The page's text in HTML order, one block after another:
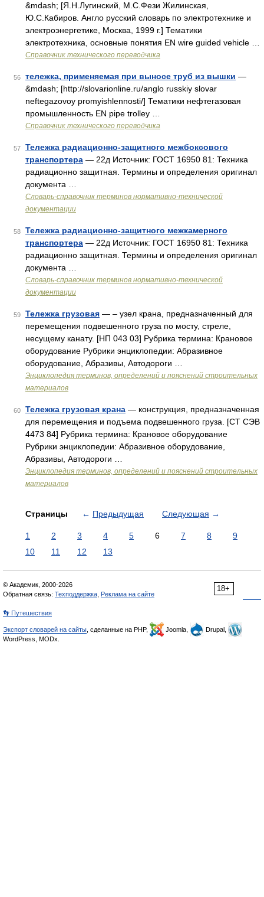
&mdash; [Я.Н.Лугинский, М.С.Фези Жилинская,
Ю.С.Кабиров. Англо русский словарь по электротехнике и
электроэнергетике, Москва, 1999 г.] Тематики
электротехника, основные понятия EN wire guided vehicle …
Справочник технического переводчика
56 тележка, применяемая при выносе труб из вышки —
&mdash; [http://slovarionline.ru/anglo russkiy slovar
neftegazovoy promyishlennosti/] Тематики нефтегазовая
промышленность EN pipe trolley …
Справочник технического переводчика
57
Тележка радиационно-защитного межбоксового
транспортера — 22д Источник: ГОСТ 16950 81: Техника
радиационно защитная. Термины и определения оригинал
документа …
Словарь-справочник терминов нормативно-технической
документации
58
Тележка радиационно-защитного межкамерного
транспортера — 22д Источник: ГОСТ 16950 81: Техника
радиационно защитная. Термины и определения оригинал
документа …
Словарь-справочник терминов нормативно-технической
документации
59 Тележка грузовая — – узел крана, предназначенный для
перемещения подвешенного груза по мосту, стреле,
несущему канату. [НП 043 03] Рубрика термина: Крановое
оборудование Рубрики энциклопедии: Абразивное
оборудование, Абразивы, Автодороги …
Энциклопедия терминов, определений и пояснений строительных
материалов
60 Тележка грузовая крана — конструкция, предназначенная
для перемещения и подъема подвешенного груза. [СТ СЭВ
4473 84] Рубрика термина: Крановое оборудование
Рубрики энциклопедии: Абразивное оборудование,
Абразивы, Автодороги …
Энциклопедия терминов, определений и пояснений строительных
материалов
Страницы ← Предыдущая Следующая →
1 2 3 4 5 6 7 8
9
10
11 12 13
18+
© Академик, 2000-2026
Обратная связь: Техподдержка Реклама на сайте
👣 Путешествия
Экспорт словарей на сайты , сделанные на PHP, Joomla,
Drupal,
WordPress, MODx.